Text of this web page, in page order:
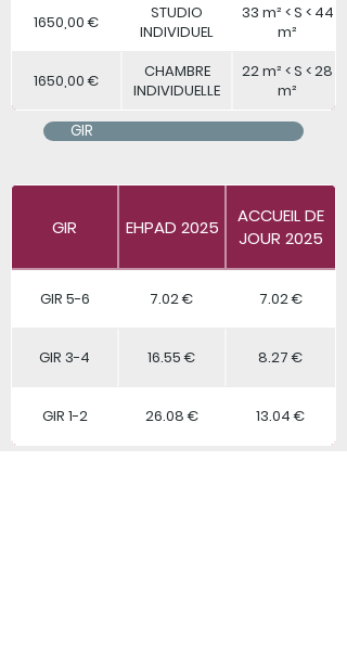
1650,00 €
STUDIO
INDIVIDUEL
33 m² < S < 44
m²
1650,00 €
CHAMBRE
INDIVIDUELLE
22 m² < S < 28
m²
GIR
GIR EHPAD 2025
ACCUEIL DE
JOUR 2025
GIR 5-6 7.02 € 7.02 €
GIR 3-4 16.55 € 8.27 €
GIR 1-2 26.08 € 13.04 €